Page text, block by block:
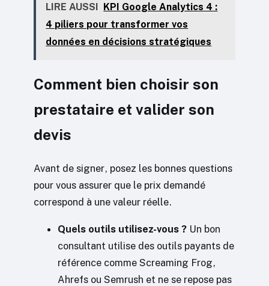
LIRE AUSSI KPI Google Analytics 4 :
4 piliers pour transformer vos
données en décisions stratégiques
Comment bien choisir son
prestataire et valider son
devis
Avant de signer, posez les bonnes questions
pour vous assurer que le prix demandé
correspond à une valeur réelle.
Quels outils utilisez-vous ? Un bon
consultant utilise des outils payants de
référence comme Screaming Frog,
Ahrefs ou Semrush et ne se repose pas